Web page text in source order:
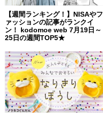
【週間ランキング！】NISAやフ
ァッションの記事がランクイ
ン！ kodomoe web 7月19日～
25日の週間TOP5★